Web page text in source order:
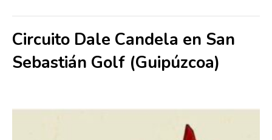
Circuito Dale Candela en San
Sebastián Golf (Guipúzcoa)